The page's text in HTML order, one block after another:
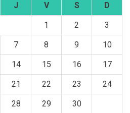
J V S D
1 2 3
7 8 9 10
14 15 16 17
21 22 23 24
28 29 30